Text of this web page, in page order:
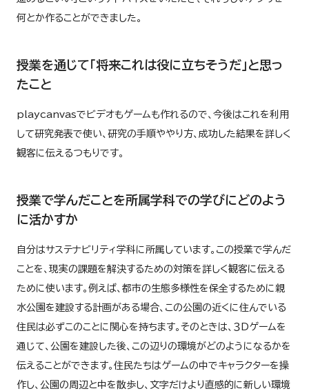
何とか作ることができました。
授業を通じて「将来これは役に立ちそうだ」と思っ
たこと
playcanvasでビデオもゲームも作れるので、今後はこれを利用
して研究発表で使い、研究の手順ややり方、成功した結果を詳しく
観客に伝えるつもりです。
授業で学んだことを所属学科での学びにどのよう
に活かすか
自分はサステナビリティ学科に所属しています。この授業で学んだ
ことを、現実の課題を解決するための対策を詳しく観客に伝える
ために使います。例えば、都市の生態多様性を保全するために親
水公園を建設する計画がある場合、この公園の近くに住んでいる
住民は必ずこのことに関心を持ちます。そのときは、３Dゲームを
通じて、公園を建設した後、この辺りの環境がどのようになるかを
伝えることができます。住民たちはゲームの中でキャラクターを操
作し、公園の周辺と中を散歩し、文字だけより直感的に新しい環境